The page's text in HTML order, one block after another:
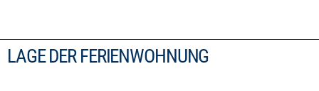
LAGE DER FERIENWOHNUNG